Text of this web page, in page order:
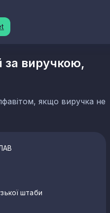
за виручкою,
якщо виручка не
штаби